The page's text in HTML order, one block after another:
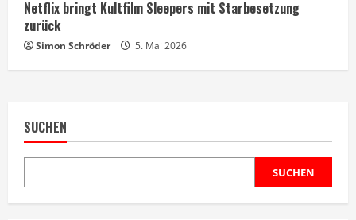
Netflix bringt Kultfilm Sleepers mit Starbesetzung
zurück
Simon Schröder 5. Mai 2026
SUCHEN
SUCHEN